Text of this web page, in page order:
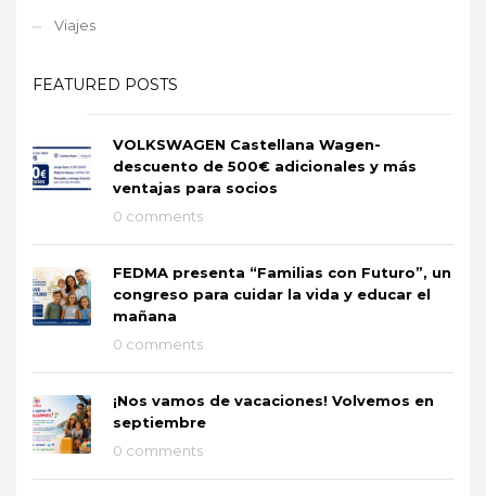
Viajes
FEATURED POSTS
VOLKSWAGEN Castellana Wagen-
descuento de 500€ adicionales y más
ventajas para socios
0 comments
FEDMA presenta “Familias con Futuro”, un
congreso para cuidar la vida y educar el
mañana
0 comments
¡Nos vamos de vacaciones! Volvemos en
septiembre
0 comments